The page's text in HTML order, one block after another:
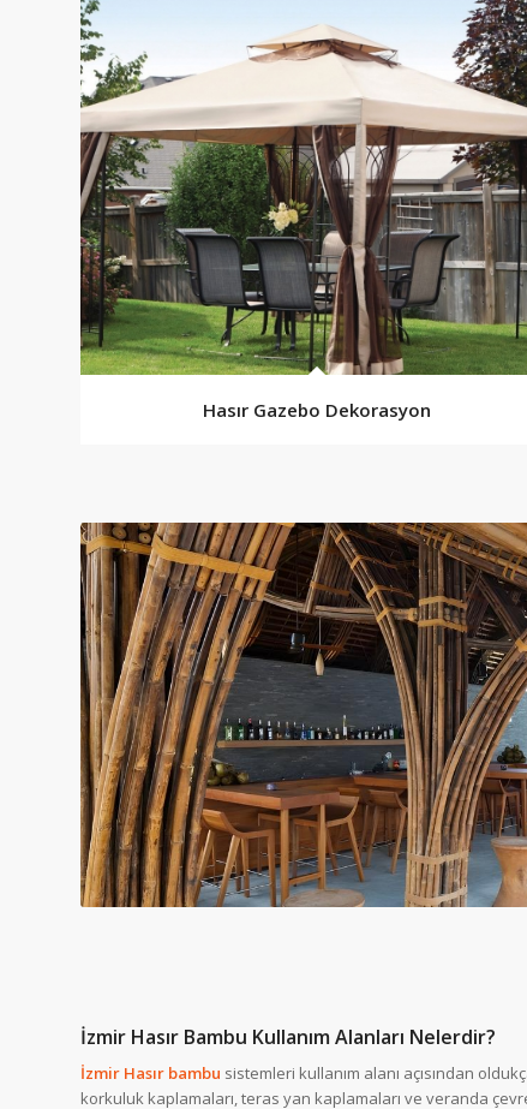
Hasır Gazebo Dekorasyon
İzmir Hasır Bambu Kullanım Alanları Nelerdir?
İzmir Hasır bambu sistemleri kullanım alanı açısından
korkuluk kaplamaları, teras yan kaplamaları ve veranda